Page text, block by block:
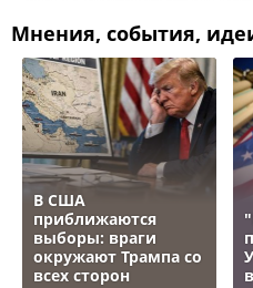
Мнения, события,
В США
приближаются
выборы: враги
окружают Трампа со
всех сторон